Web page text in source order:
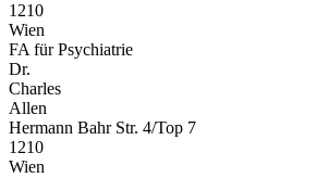
1210
Wien
FA für Psychiatrie
Dr.
Charles
Allen
Hermann Bahr Str. 4/Top 7
1210
Wien